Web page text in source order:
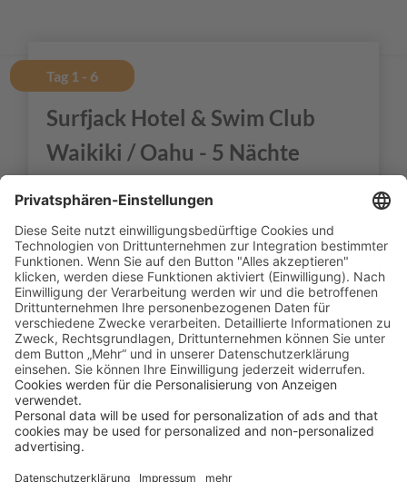
Tag 1 - 6
Surfjack Hotel & Swim Club
Waikiki / Oahu - 5 Nächte
Bus auf Sie, der Sie zu Ihrer Unterkunft, dem
Surfjack Hotel in Waikikibringt. Hier verbringen
Sie die nächsten 5Nächtein einem Standard
Zimmer. Das Hotel Surfjack ist ein beliebtes
Resort im Vintage Stil in Honolulu, nur 7
Gehminuten vomStrand von Waikikigelegen. Es
bietet seinen Gästen einen atemberaubenden
Blick auf den Pazifik sowie komfortable
Unterkünfte in einer erstklassigen Lage. Nach 5
Nächten bringt Sie der Shuttle Bus zurück zum
Flughafen.